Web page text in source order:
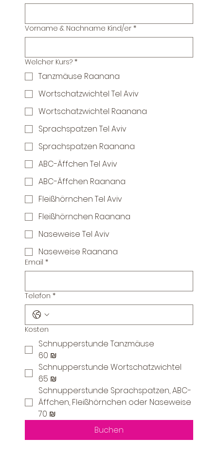
Vorname & Nachname Kind/er *
Welcher Kurs? *
Tanzmäuse Raanana
Wortschatzwichtel Tel Aviv
Wortschatzwichtel Raanana
Sprachspatzen Tel Aviv
Sprachspatzen Raanana
ABC-Äffchen Tel Aviv
ABC-Äffchen Raanana
Fleißhörnchen Tel Aviv
Fleißhörnchen Raanana
Naseweise Tel Aviv
Naseweise Raanana
Email *
Telefon *
Kosten
Schnupperstunde Tanzmäuse
60 ₪
Schnupperstunde Wortschatzwichtel
65 ₪
Schnupperstunde Sprachspatzen, ABC-
Äffchen, Fleißhörnchen oder Naseweise
70 ₪
Buchen